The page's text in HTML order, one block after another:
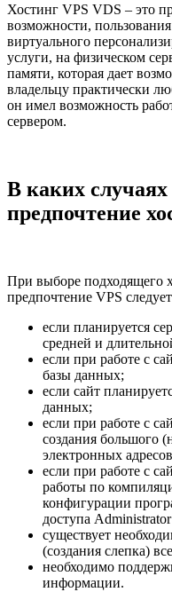
Хостинг VPS VDS – это
возможности,
виртуального
услуги, на физическом
памяти, которая дает
владельцу практически
он имел возможность
сервером.
В каких случаях
предпочтение
При выборе подходящего
предпочтение VPS
если планируется
средней и
если при работе с
базы данных;
если сайт
данных;
если при работе с
создания большого
электронных
если при работе с
работы по
конфигурации
доступа
существует
(создания слепка)
необходимо
информации.